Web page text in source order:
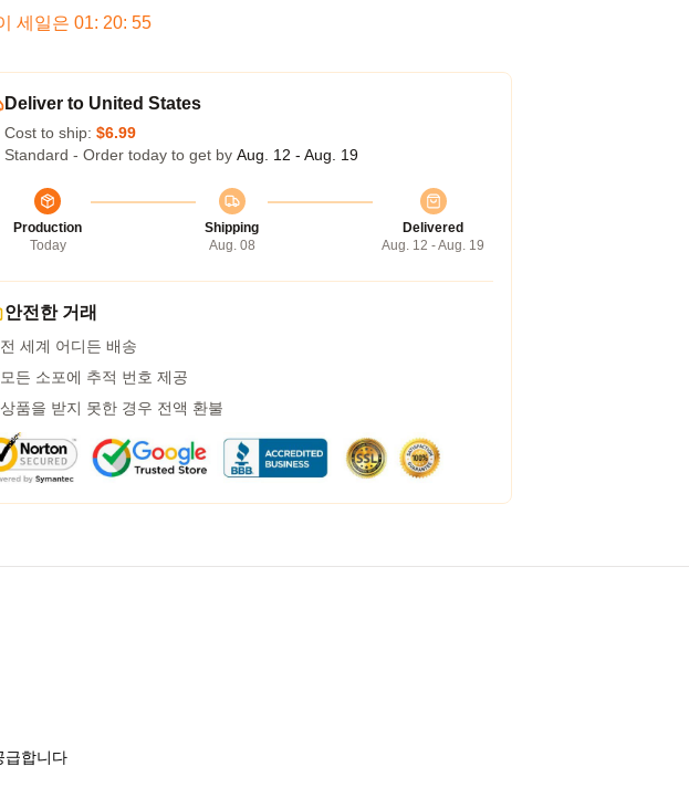
세일은 01: 20: 54
Deliver to United States
Cost to ship: $6.99
Standard - Order today to get by Aug. 12 - Aug. 19
Production
Today
Shipping
Aug. 08
Delivered
Aug. 12 - Aug. 19
안전한 거래
전 세계 어디든 배송
모든 소포에 추적 번호 제공
상품을 받지 못한 경우 전액 환불
급합니다